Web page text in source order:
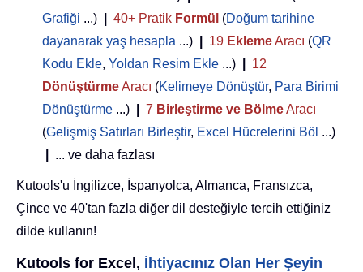
Grafiği ...) 40+ Pratik Formül (Doğum tarihine
dayanarak yaş hesapla ...) 19 EklemeAracı (QR
Kodu Ekle, Yoldan Resim Ekle ...)
12
DönüştürmeAracı (Kelimeye Dönüştür, Para Birimi
Dönüştürme ...) 7 Birleştirme ve BölmeAracı
(Gelişmiş Satırları Birleştir, Excel Hücrelerini Böl ...)
... ve daha fazlası
Kutools'u İngilizce, İspanyolca, Almanca, Fransızca,
Çince ve 40'tan fazla diğer dil desteğiyle tercih ettiğiniz
dilde kullanın!
Kutools for Excel, İhtiyacınız Olan Her Şeyin